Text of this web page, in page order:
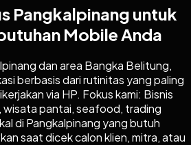
Pangkalpinang untuk
Mobile Anda
dan area Bangka Belitung,
berbasis dari rutinitas yang paling
via HP. Fokus kami: Bisnis
wisata pantai, seafood, trading
di Pangkalpinang yang butuh
saat dicek calon klien, mitra, atau